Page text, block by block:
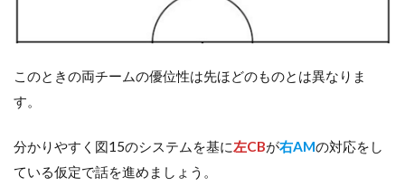
このときの両チームの優位性は先ほどのものとは異なりま
す。
分かりやすく図15のシステムを基に左CBが右AMの対応をし
ている仮定で話を進めましょう。